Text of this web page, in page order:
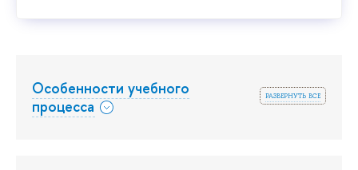
развернуть все
Особенности учебного
процесса